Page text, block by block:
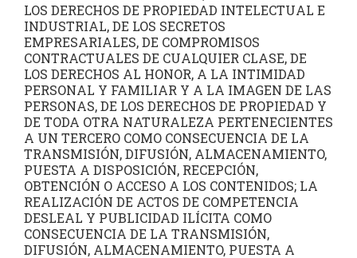
LOS DERECHOS DE PROPIEDAD INTELECTUAL E
INDUSTRIAL, DE LOS SECRETOS
EMPRESARIALES, DE COMPROMISOS
CONTRACTUALES DE CUALQUIER CLASE, DE
LOS DERECHOS AL HONOR, A LA INTIMIDAD
PERSONAL Y FAMILIAR Y A LA IMAGEN DE LAS
PERSONAS, DE LOS DERECHOS DE PROPIEDAD Y
DE TODA OTRA NATURALEZA PERTENECIENTES
A UN TERCERO COMO CONSECUENCIA DE LA
TRANSMISIÓN, DIFUSIÓN, ALMACENAMIENTO,
PUESTA A DISPOSICIÓN, RECEPCIÓN,
OBTENCIÓN O ACCESO A LOS CONTENIDOS; LA
REALIZACIÓN DE ACTOS DE COMPETENCIA
DESLEAL Y PUBLICIDAD ILÍCITA COMO
CONSECUENCIA DE LA TRANSMISIÓN,
DIFUSIÓN, ALMACENAMIENTO, PUESTA A